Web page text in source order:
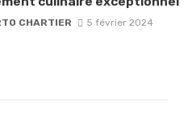
CHARTIER 5 février 2024